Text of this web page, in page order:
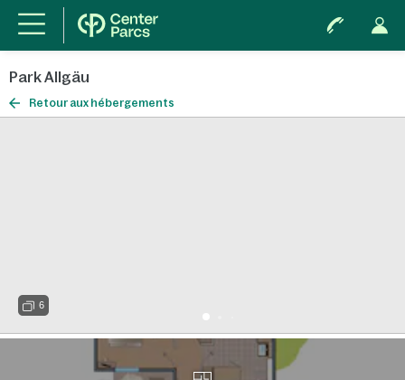
Park Allgäu
Retour aux hébergements
6